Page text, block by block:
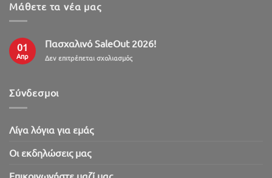
Μάθετε τα νέα μας
01
Απρ
Πασχαλινό SaleOut 2026!
Δεν επιτρέπεται σχολιασμόςστο
Σύνδεσμοι
Λίγα λόγια για εμάς
Oι εκδηλώσεις μας
Επικοινωνήστε μαζί μας